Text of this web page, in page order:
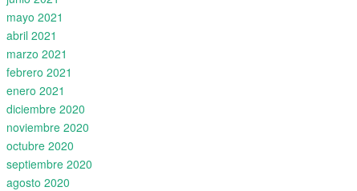
mayo 2021
abril 2021
marzo 2021
febrero 2021
enero 2021
diciembre 2020
noviembre 2020
octubre 2020
septiembre 2020
agosto 2020